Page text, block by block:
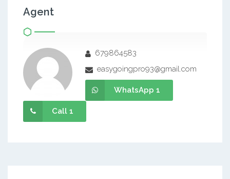
Agent
679864583
easygoingpro93@gmail.com
WhatsApp 1
Call 1